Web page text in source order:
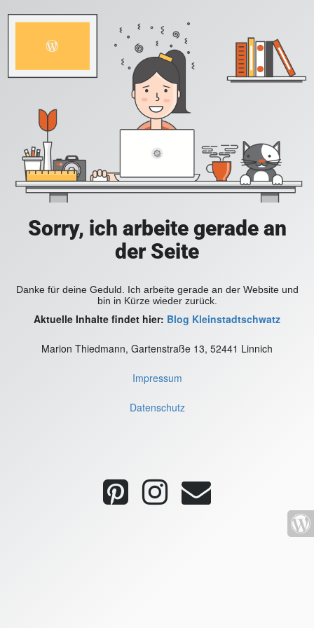
Sorry, ich arbeite gerade an
der Seite
Danke für deine Geduld. Ich arbeite gerade an der Website und
bin in Kürze wieder zurück.
Aktuelle Inhalte findet hier: Blog Kleinstadtschwatz
Marion Thiedmann, Gartenstraße 13, 52441 Linnich
Impressum
Datenschutz